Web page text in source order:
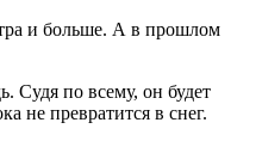
и больше. А в прошлом
Судя по всему, он будет
не превратится в снег.